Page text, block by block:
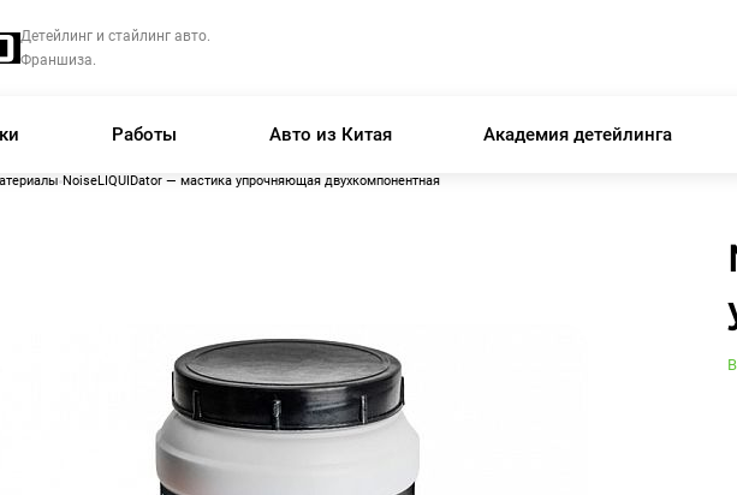
Детейлинг и стайлинг авто.
Франшиза.
Работы Авто из Китая Академия детейлинга
NoiseLIQUIDator — мастика упрочняющая двухкомпонентная